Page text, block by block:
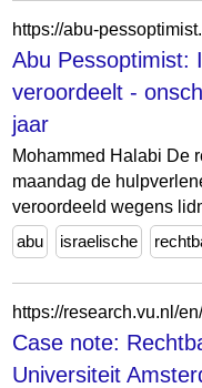
Abu Pessoptimist:
veroordeelt -
jaar
Mohammed Halabi De
maandag de
veroordeeld wegens
abu
israelische
Case note:
Universiteit